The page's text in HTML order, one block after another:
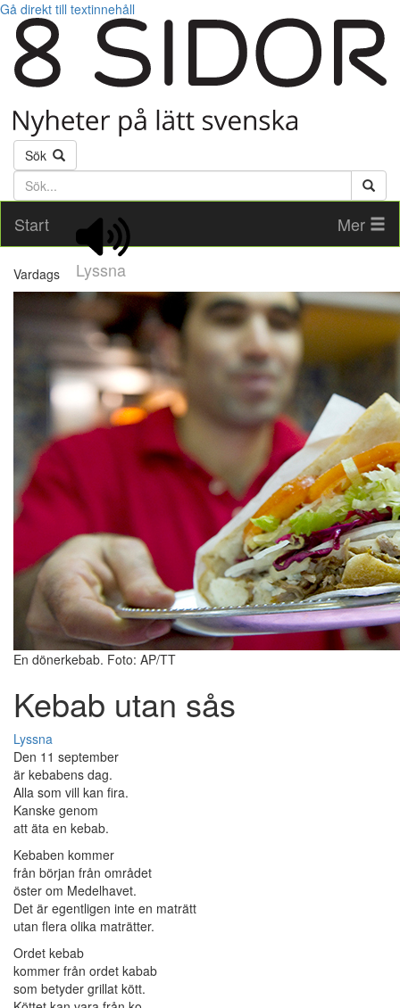
Gå direkt till textinnehåll
Sök
Söktext
Start
Lyssna
Mer
Vardags
En dönerkebab. Foto: AP/TT
Kebab utan sås
Lyssna
Den 11 september
är kebabens dag.
Alla som vill kan fira.
Kanske genom
att äta en kebab.
Kebaben kommer
från början från området
öster om Medelhavet.
Det är egentligen inte en maträtt
utan flera olika maträtter.
Ordet kebab
kommer från ordet kabab
som betyder grillat kött.